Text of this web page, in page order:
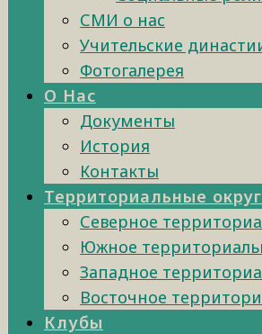
СМИ о нас
Учительские
Фотогалерея
О Нас
Документы
История
Контакты
Территориальные
Северное
Южное
Западное
Восточное
Клубы